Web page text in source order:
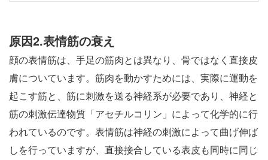
原因2.表情筋の衰え
顔の表情筋は、手足の筋肉とは異なり、骨ではなく直接皮
膚についています。筋肉を動かすためには、実際に運動を
起こす筋と、筋に刺激を送る神経系が必要であり、神経と
筋の刺激伝達物質「アセチルコリン」によって化学的に行
われているのです。表情筋は神経の刺激によって曲げ伸ば
しを行っていますが、直接接合している表皮も同時に同じ